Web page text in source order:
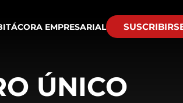
EMPRESARIAL
ÚNICO